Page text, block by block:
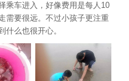
乘车进入，好像费用是每人10
需要很远。不过小孩子更注重
什么也很开心。